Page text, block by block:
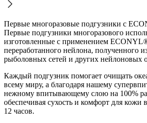
Первые многоразовые подгузники с
Первые подгузники многоразового
изготовленные с применением
переработанного нейлона, полученного
рыболовных сетей и других нейлоновых
Каждый подгузник помогает очищать
всему миру, а благодаря нашему
нежному впитывающему слою на 100%
обеспечивая сухость и комфорт для
12 часов.